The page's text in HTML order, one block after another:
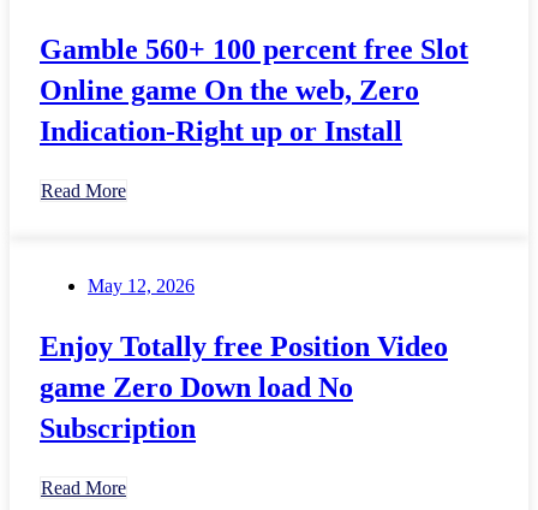
Gamble 560+ 100 percent free Slot
Online game On the web, Zero
Indication-Right up or Install
Read More
May 12, 2026
Enjoy Totally free Position Video
game Zero Down load No
Subscription
Read More